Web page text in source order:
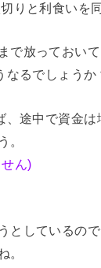
りと利食いを
で放っておいて
なるでしょうか
途中で資金は
。
ん)
としているので
。